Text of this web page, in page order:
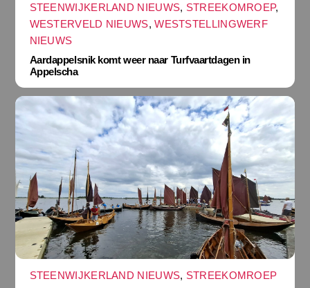
STEENWIJKERLAND NIEUWS, STREEKOMROEP,
WESTERVELD NIEUWS,WESTSTELLINGWERF
NIEUWS
Aardappelsnik komt weer naar Turfvaartdagen in
Appelscha
STEENWIJKERLAND NIEUWS, STREEKOMROEP